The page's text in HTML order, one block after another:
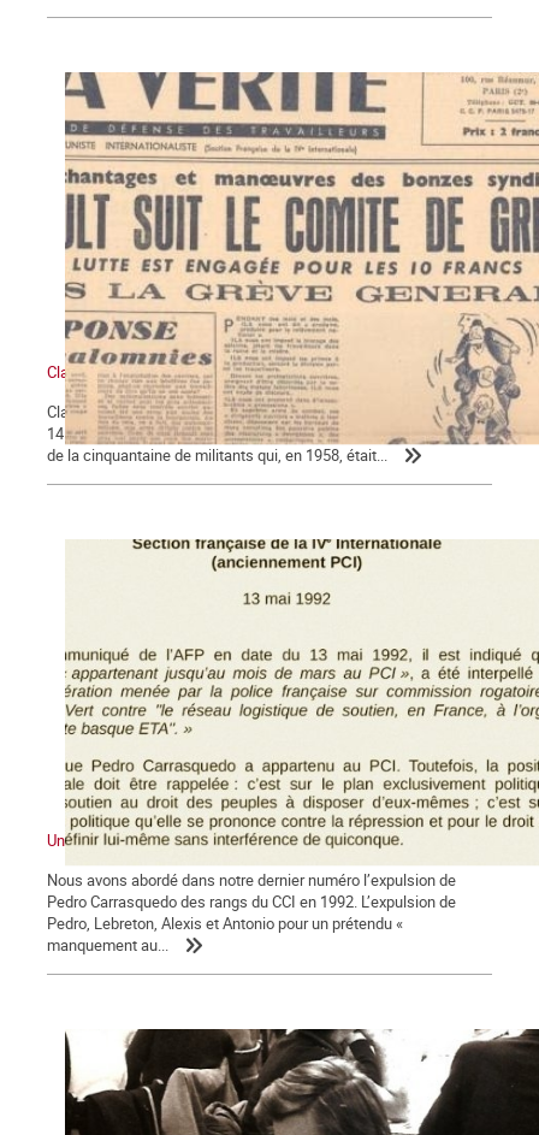
Claude Monnier (1929-2017), militant ouvrier internationaliste
Claude Monnier, vieux militant trotskyste a mis fin à ses jours le
14 mars, à l’âge de 88 ans. Il est l’un des derniers, sinon le dernier
de la cinquantaine de militants qui, en 1958, était...
Une expulsion liquidatrice
Nous avons abordé dans notre dernier numéro l’expulsion de
Pedro Carrasquedo des rangs du CCI en 1992. L’expulsion de
Pedro, Lebreton, Alexis et Antonio pour un prétendu «
manquement au...